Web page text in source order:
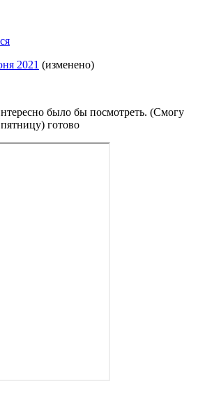
2021 (изменено)
было бы посмотреть. (Смогу
готово